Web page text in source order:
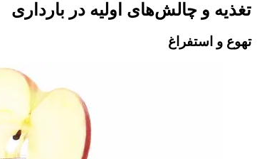
تغذیه و چالش‌های اولیه در بارداری
تهوع و استفراغ